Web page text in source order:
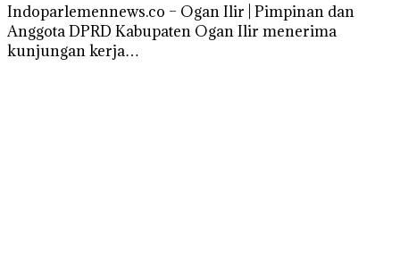
Indoparlemennews.co – Ogan Ilir | Pimpinan dan
Anggota DPRD Kabupaten Ogan Ilir menerima
kunjungan kerja…